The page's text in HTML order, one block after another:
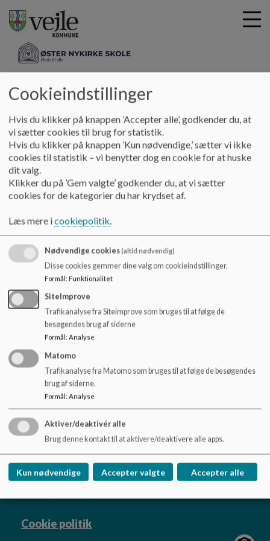
n
oesternykirkeskole
Skolebestyrelsen Referater 2023/2024
Referater 2023/2024
Referater fra møder i skolebestyrelsen skoleåret 2324
referat 300823.pdf
091023 Referat.pdf
18122023 Referat.pdf
Øster Nykirke Skole
Skolestien 10, 7173 Vonge
Osternykirkeskole@vejle.dk
76 81 44 20
EAN NR. 5798006343461
Tilgængelighedserklæring
Cookie politik
Cookieindstillinger
Hvis du klikker på knappen ’Accepter alle’, godkender du, at
vi sætter cookies til brug for statistik.
Hvis du klikker på knappen ’Kun nødvendige,’ sætter vi ikke
cookies til statistik – vi benytter dog en cookie for at huske
dit valg.
Klikker du på ’Gem valgte’ godkender du, at vi sætter
cookies for de kategorier du har krydset af.
Læs mere icookiepolitik.
Nødvendige cookies(altid nødvendig)
Disse cookies gemmer dine valg om cookieindstillinger.
Formål: Funktionalitet
SiteImprove
Trafikanalyse fra Siteimprove som bruges til at følge de
besøgendes brug af siderne
Formål : Analyse
Matomo
Trafikanalyse fra Matomo som bruges til at følge de besøgendes
brug af siderne.
Formål: Analyse
Aktiver/deaktivér alle
Brug denne kontakt til at aktivere/deaktivere alle apps.
Kun nødvendige Accepter valgte Accepter alle